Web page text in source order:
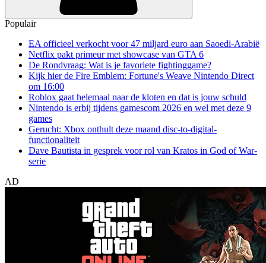
Populair
EA officieel verkocht voor 47 miljard euro aan Saoedi-Arabië
Netflix pakt primeur met showcase van GTA 6
De Rondvraag: Wat is je favoriete fightinggame?
Kijk hier de Fire Emblem: Fortune's Weave Nintendo Direct
om 16:00
Roblox gaat helemaal naar de kloten en dat is jouw schuld
Nintendo is erbij tijdens gamescom 2026 en wel met deze 9
games
Gerucht: Xbox onthult deze maand disc-to-digital-
functionaliteit
Dave Bautista in gesprek voor rol van Kratos in God of War-
serie
AD